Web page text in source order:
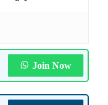
Join Now